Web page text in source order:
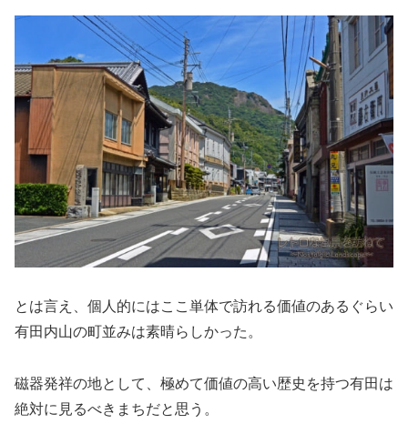
とは言え、個人的にはここ単体で訪れる価値のあるぐらい
有田内山の町並みは素晴らしかった。
磁器発祥の地として、極めて価値の高い歴史を持つ有田は
絶対に見るべきまちだと思う。